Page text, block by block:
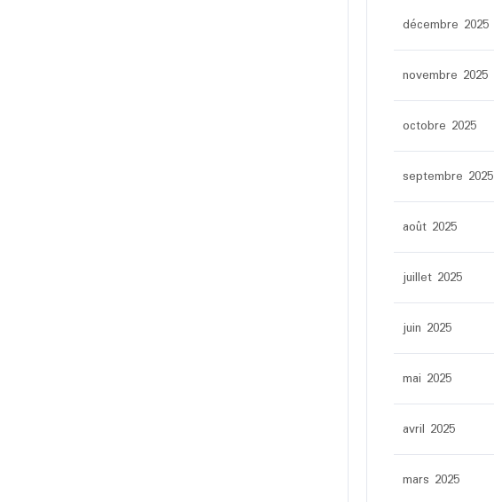
décembre 2025
novembre 2025
octobre 2025
septembre 2025
août 2025
juillet 2025
juin 2025
mai 2025
avril 2025
mars 2025